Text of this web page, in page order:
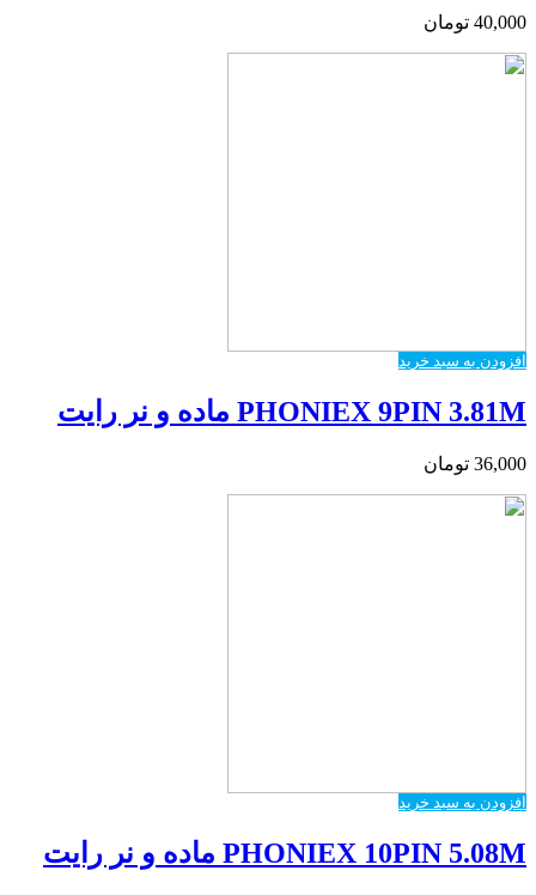
40,000 تومان
افزودن به سبد خرید
PHONIEX 9PIN 3.81M ماده و نر رایت
36,000 تومان
افزودن به سبد خرید
PHONIEX 10PIN 5.08M ماده و نر رایت